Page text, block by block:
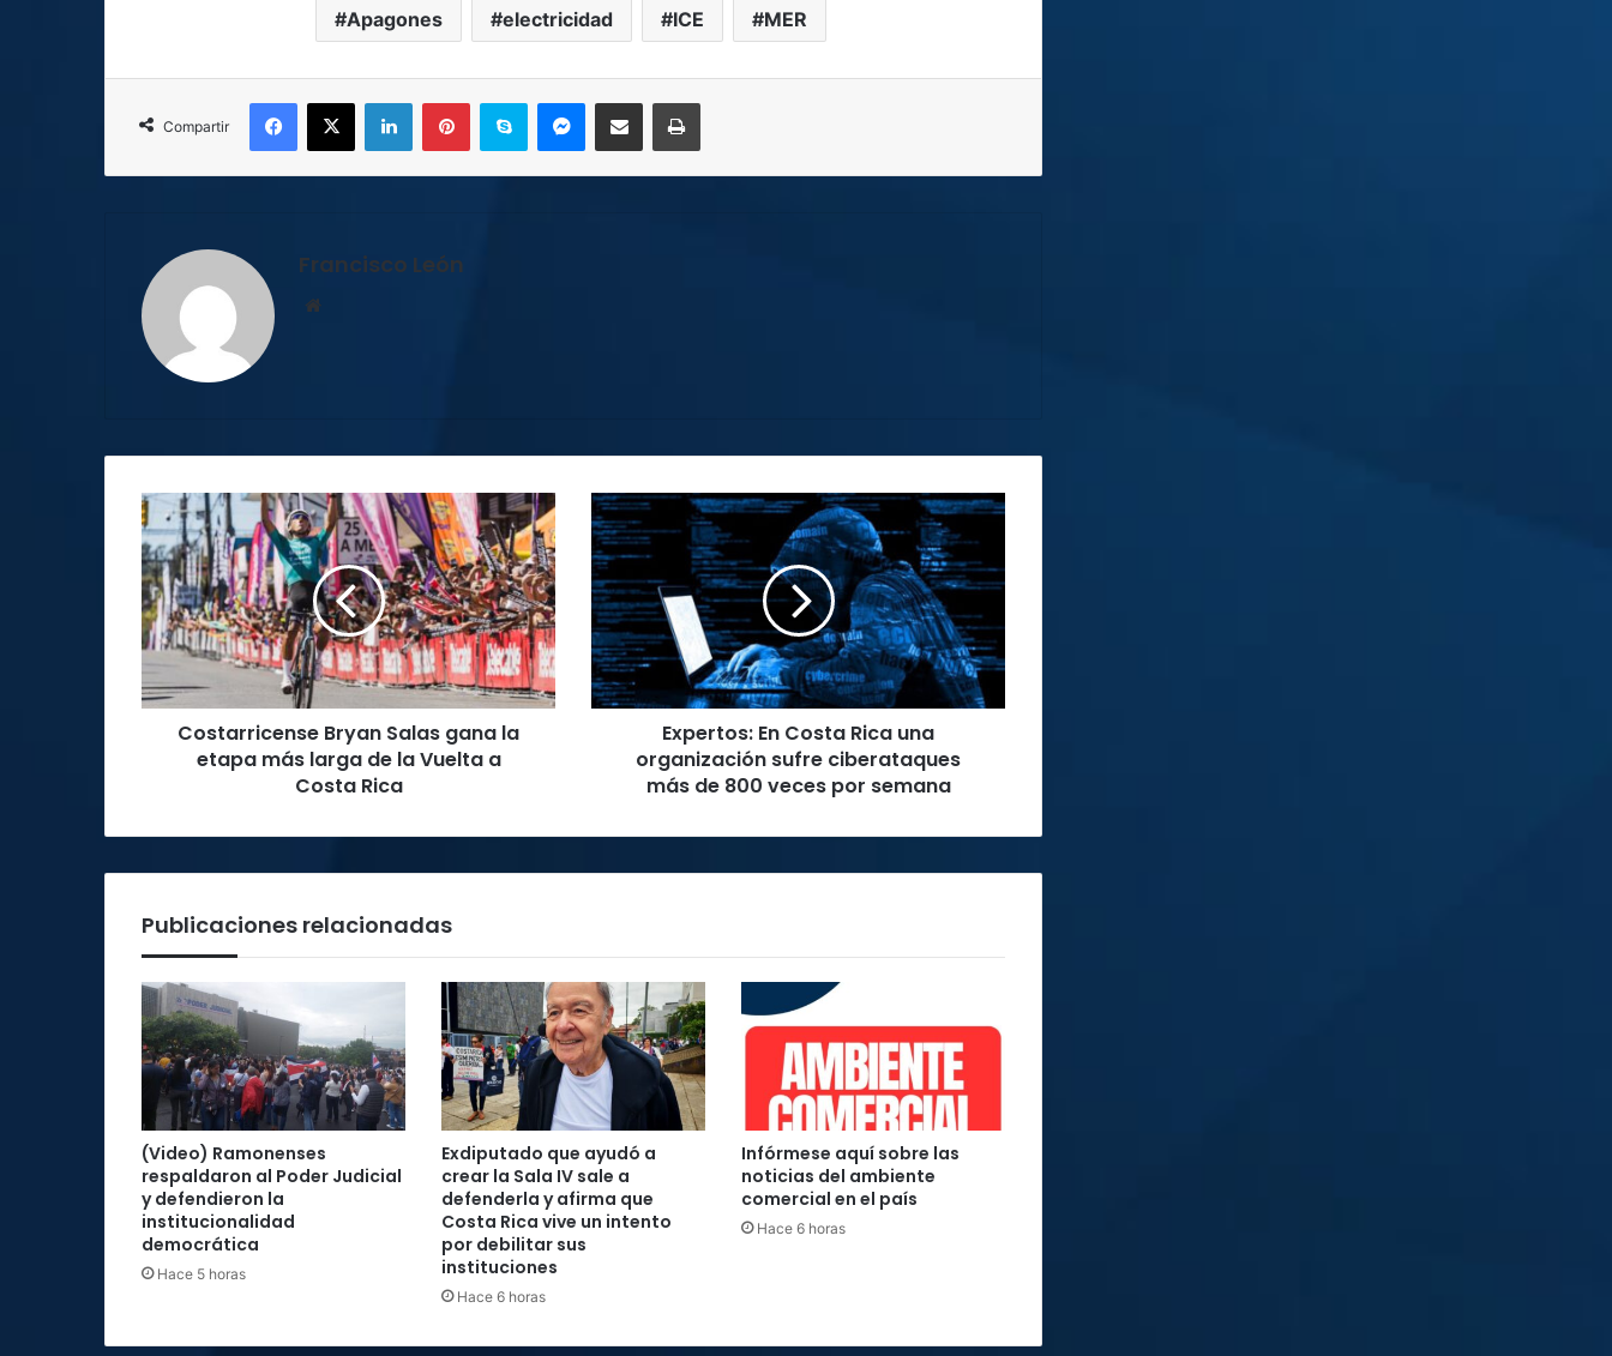
Apagones electricidad ICE MER
Compartir
Facebook
X LinkedInPinterestSkype MessengerCompartir por correo electrónicoImprimir
Francisco León
Costarricense
Bryan
Salas
gana
la
etapa
más
larga
de
Rica
Costarricense Bryan Salas gana la
etapa más larga de la Vuelta a
Costa Rica
Expertos:
En
Costa
Rica
una
organización
sufre
ciberataques
más
semana
Expertos: En Costa Rica una
organización sufre ciberataques
más de 800 veces por semana
Publicaciones relacionadas
(Video) Ramonenses
respaldaron al Poder Judicial
y defendieron la
institucionalidad
democrática
Hace 5 horas
Exdiputado que ayudó a
crear la Sala IV sale a
defenderla y afirma que
Costa Rica vive un intento
por debilitar sus
instituciones
Hace 6 horas
Infórmese aquí sobre las
noticias del ambiente
comercial en el país
Hace 6 horas